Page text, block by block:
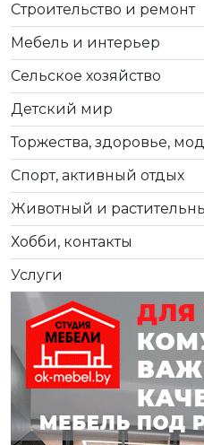
Строительство и ремонт
Мебель и интерьер
Сельское хозяйство
Детский мир
Торжества, здоровье,
Спорт, активный отдых
Животный и
Хобби, контакты
Услуги